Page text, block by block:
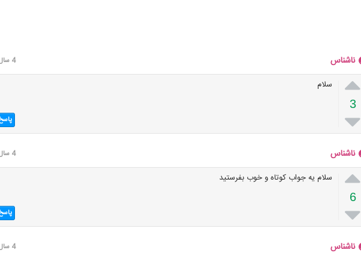
ناشناس 4 سال قبل

3

سلام
ناشناس 4 سال قبل

6

سلام یه جواب کوتاه و خوب بفرستید
ناشناس 4 سال قبل